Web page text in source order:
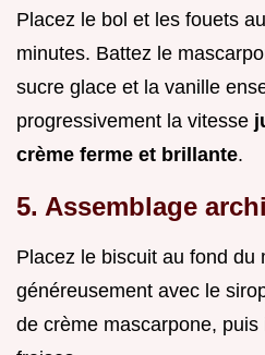
Placez le bol et les fouets
minutes. Battez le
sucre glace et la vanille
progressivement la vitesse
crème ferme et brillante.
5. Assemblage
Placez le biscuit au fond du
généreusement avec le
de crème mascarpone,